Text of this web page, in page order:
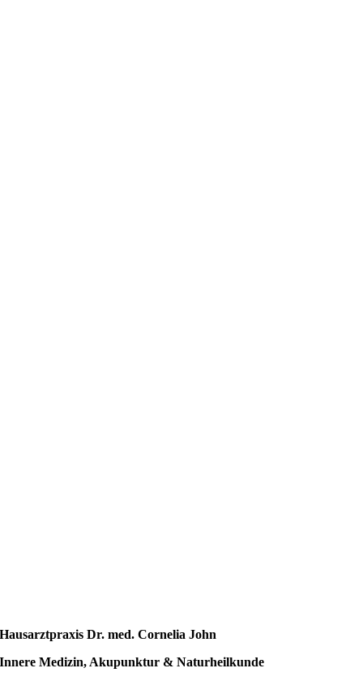
Hausarztpraxis Dr. med. Cornelia John
Innere Medizin, Akupunktur & Naturheilkunde